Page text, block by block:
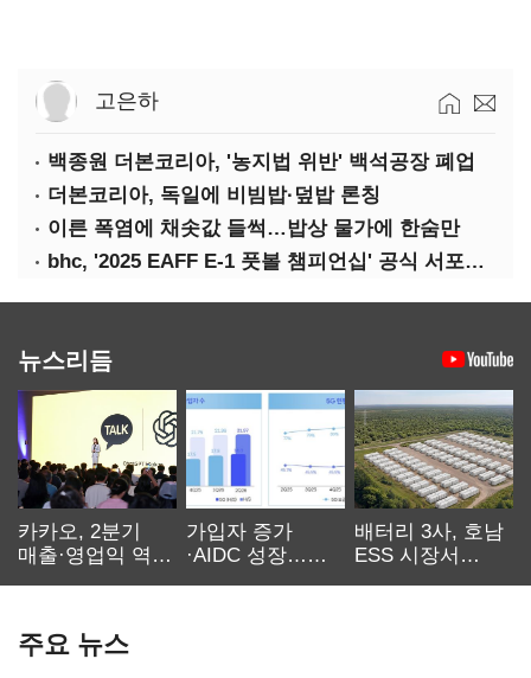
고은하
백종원 더본코리아, '농지법 위반' 백석공장 폐업
더본코리아, 독일에 비빔밥·덮밥 론칭
이른 폭염에 채솟값 들썩…밥상 물가에 한숨만
bhc, '2025 EAFF E-1 풋볼 챔피언십' 공식 서포터 참여
뉴스리듬
카카오, 2분기
매출·영업익 역대
가입자 증가
·AIDC 성장…
배터리 3사, 호남
ESS 시장서
주요 뉴스